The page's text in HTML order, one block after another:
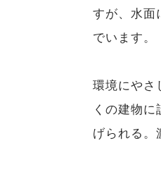
すが、水面
でいます。
環境にやさ
くの建物
げられる。